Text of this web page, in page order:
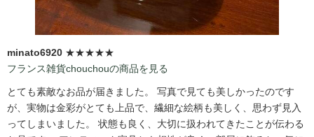
minato6920 ★★★★★
フランス雑貨chouchouの商品を見る
とても素敵なお品が届きました。 写真で見ても美しかったのです
が、実物は金彩がとても上品で、繊細な絵柄も美しく、思わず見入
ってしまいました。 状態も良く、大切に扱われてきたことが伝わる